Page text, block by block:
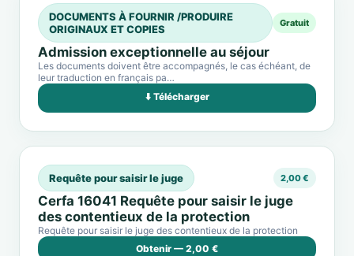
DOCUMENTS À FOURNIR /PRODUIRE
ORIGINAUX ET COPIES
Gratuit
Admission exceptionnelle au séjour
Les documents doivent être accompagnés, le cas échéant, de
leur traduction en français pa…
⬇️ Télécharger
Requête pour saisir le juge 2,00 €
Cerfa 16041 Requête pour saisir le juge
des contentieux de la protection
Requête pour saisir le juge des contentieux de la protection
Obtenir — 2,00 €